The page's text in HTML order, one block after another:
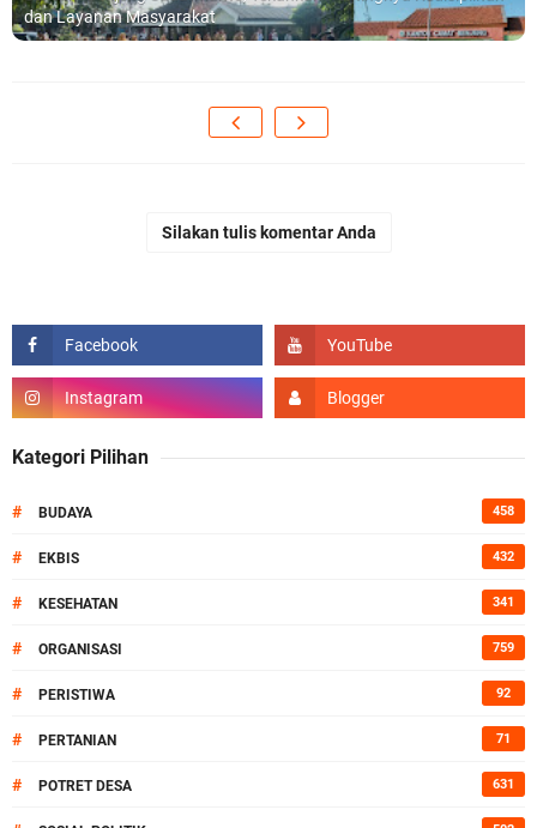
dan Layanan Masyarakat
Silakan tulis komentar Anda
Kategori Pilihan
# BUDAYA 458
# EKBIS 432
# KESEHATAN 341
# ORGANISASI 759
# PERISTIWA 92
# PERTANIAN 71
# POTRET DESA 631